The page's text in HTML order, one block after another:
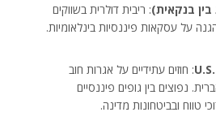
: ריבית דולרית בשווקים
על עסקאות פיננסיות בינלאומיות.
: חוזים עתידיים על אגרות חוב
נפוצים בין גופים פיננסיים
טווח ובביטחונות מדינה.